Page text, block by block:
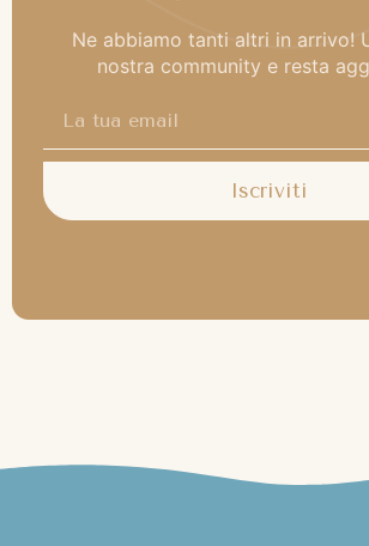
Ne abbiamo tanti altri in arrivo!
nostra community e resta
Iscriviti